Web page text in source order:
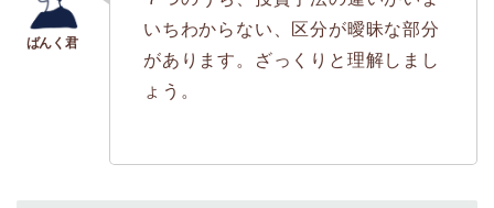
いちわからない、区分が曖昧な部分
があります。ざっくりと理解しまし
ょう。